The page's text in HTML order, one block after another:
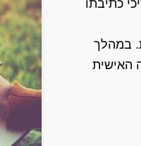
כתיבתו
במהלך
האישית